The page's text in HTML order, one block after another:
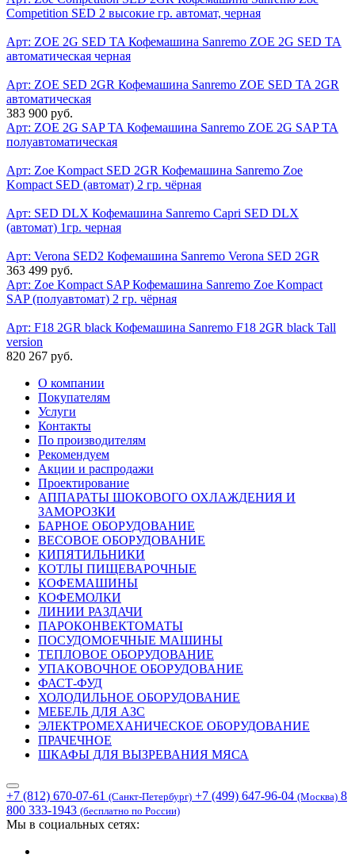
Competition SED 2 высокие гр. автомат, черная
Арт: ZOE 2G SED TA Кофемашина Sanremo ZOE 2G SED TA
автоматическая черная
Арт: ZOE SED 2GR Кофемашина Sanremo ZOE SED TA 2GR
автоматическая
383 900 руб.
Арт: ZOE 2G SAP TA Кофемашина Sanremo ZOE 2G SAP TA
полуавтоматическая
Арт: Zoe Kompact SED 2GR Кофемашина Sanremo Zoe
Kompact SED (автомат) 2 гр. чёрная
Арт: SED DLX Кофемашина Sanremo Capri SED DLX
(автомат) 1гр. черная
Арт: Verona SED2 Кофемашина Sanremo Verona SED 2GR
363 499 руб.
Арт: Zoe Kompact SAPКофемашина Sanremo Zoe Kompact
SAP (полуавтомат) 2 гр. чёрная
Арт: F18 2GR black Кофемашина Sanremo F18 2GR black Tall
version
820 267 руб.
О компании
Покупателям
Услуги
Контакты
По производителям
Рекомендуем
Акции и распродажи
Проектирование
АППАРАТЫ ШОКОВОГО ОХЛАЖДЕНИЯ И
ЗАМОРОЗКИ
БАРНОЕ ОБОРУДОВАНИЕ
ВЕСОВОЕ ОБОРУДОВАНИЕ
КИПЯТИЛЬНИКИ
КОТЛЫ ПИЩЕВАРОЧНЫЕ
КОФЕМАШИНЫ
КОФЕМОЛКИ
ЛИНИИ РАЗДАЧИ
ПАРОКОНВЕКТОМАТЫ
ПОСУДОМОЕЧНЫЕ МАШИНЫ
ТЕПЛОВОЕ ОБОРУДОВАНИЕ
УПАКОВОЧНОЕ ОБОРУДОВАНИЕ
ФАСТ-ФУД
ХОЛОДИЛЬНОЕ ОБОРУДОВАНИЕ
МЕБЕЛЬ ДЛЯ АЗС
ЭЛЕКТРОМЕХАНИЧЕСКОЕ ОБОРУДОВАНИЕ
ПРАЧЕЧНОЕ
ШКАФЫ ДЛЯ ВЫЗРЕВАНИЯ МЯСА
+7 (812) 670-07-61 (Санкт-Петербург) +7 (499) 647-96-04 (Москва) 8
800 333-1943 (бесплатно по России)
Мы в социальных сетях: